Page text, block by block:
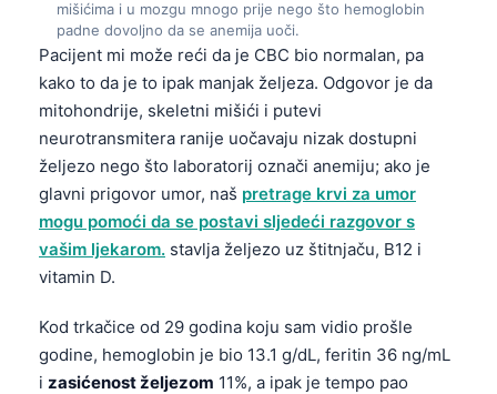
mišićima i u mozgu mnogo prije nego što hemoglobin
padne dovoljno da se anemija uoči.
Pacijent mi može reći da je CBC bio normalan, pa
kako to da je to ipak manjak željeza. Odgovor je da
mitohondrije, skeletni mišići i putevi
neurotransmitera ranije uočavaju nizak dostupni
željezo nego što laboratorij označi anemiju; ako je
glavni prigovor umor, naš pretrage krvi za umor
mogu pomoći da se postavi sljedeći razgovor s
vašim ljekarom. stavlja željezo uz štitnjaču, B12 i
vitamin D.
Kod trkačice od 29 godina koju sam vidio prošle
godine, hemoglobin je bio 13.1 g/dL, feritin 36 ng/mL
i zasićenost željezom 11%, a ipak je tempo pao